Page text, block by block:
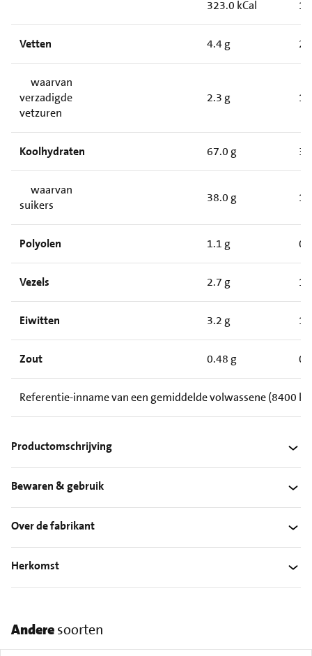
323.0 kCal
Vetten 4.4 g
waarvan
verzadigde
vetzuren
2.3 g
Koolhydraten 67.0 g
waarvan
suikers
38.0 g
Polyolen 1.1 g
Vezels 2.7 g
Eiwitten 3.2 g
Zout 0.48 g
Referentie-inname van een gemiddelde volwassene (8400
Productomschrijving
Bewaren & gebruik
Over de fabrikant
Herkomst
Anderesoorten